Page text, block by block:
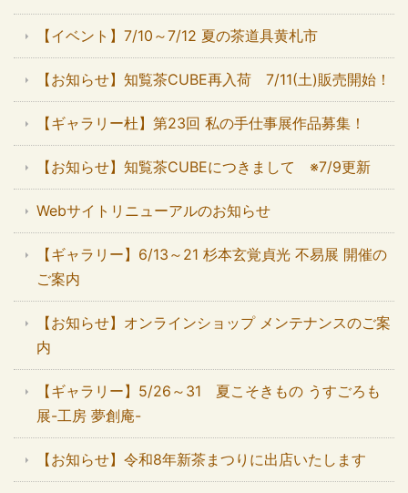
【イベント】7/10～7/12 夏の茶道具黄札市
【お知らせ】知覧茶CUBE再入荷 7/11(土)販売開始！
【ギャラリー杜】第23回 私の手仕事展作品募集！
【お知らせ】知覧茶CUBEにつきまして ※7/9更新
Webサイトリニューアルのお知らせ
【ギャラリー】6/13～21 杉本玄覚貞光 不易展 開催の
ご案内
【お知らせ】オンラインショップ メンテナンスのご案
内
【ギャラリー】5/26～31 夏こそきもの うすごろも
展-工房 夢創庵-
【お知らせ】令和8年新茶まつりに出店いたします